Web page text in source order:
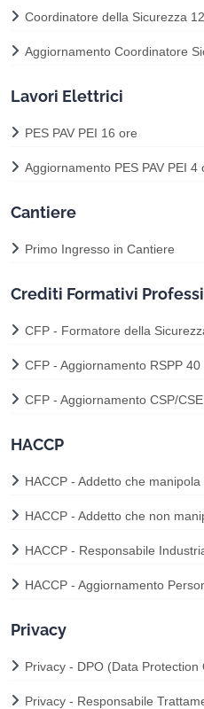
Coordinatore della Sicurezza
Aggiornamento Coordinatore
Lavori Elettrici
PES PAV PEI 16 ore
Aggiornamento PES PAV PEI 4
Cantiere
Primo Ingresso in Cantiere
Crediti Formativi
CFP - Formatore della
CFP - Aggiornamento RSPP 40
CFP - Aggiornamento CSP/
HACCP
HACCP - Addetto che
HACCP - Addetto che non
HACCP - Responsabile
HACCP - Aggiornamento
Privacy
Privacy - DPO (Data Protection
Privacy - Responsabile